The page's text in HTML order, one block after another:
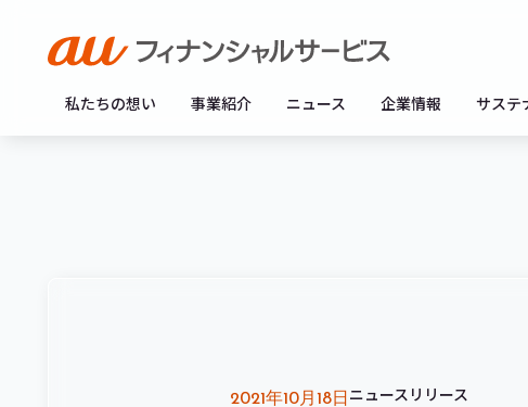
私たちの想い 事業紹介 ニュース 企業情報 サステ
2021年10月18日 ニュースリリース